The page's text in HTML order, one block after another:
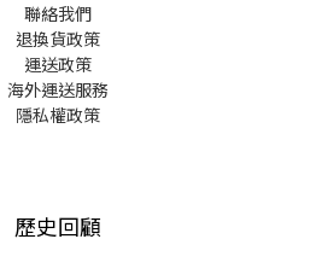
聯絡我們
退換貨政策
運送政策
海外運送服務
隱私權政策
歷史回顧